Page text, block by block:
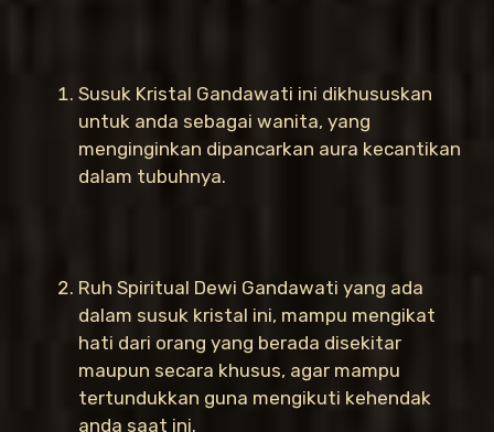
Susuk Kristal Gandawati ini dikhususkan
untuk anda sebagai wanita, yang
menginginkan dipancarkan aura kecantikan
dalam tubuhnya.
Ruh Spiritual Dewi Gandawati yang ada
dalam susuk kristal ini, mampu mengikat
hati dari orang yang berada disekitar
maupun secara khusus, agar mampu
tertundukkan guna mengikuti kehendak
anda saat ini.